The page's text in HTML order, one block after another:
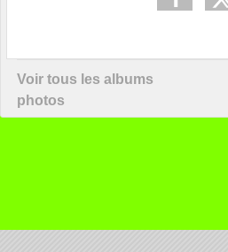
Voir tous les albums
photos